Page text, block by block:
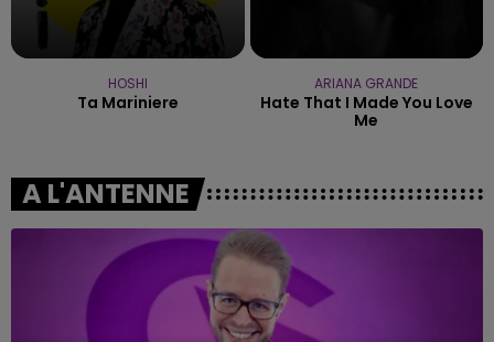
HOSHI
Ta Mariniere
ARIANA GRANDE
Hate That I Made You Love
Me
A L'ANTENNE